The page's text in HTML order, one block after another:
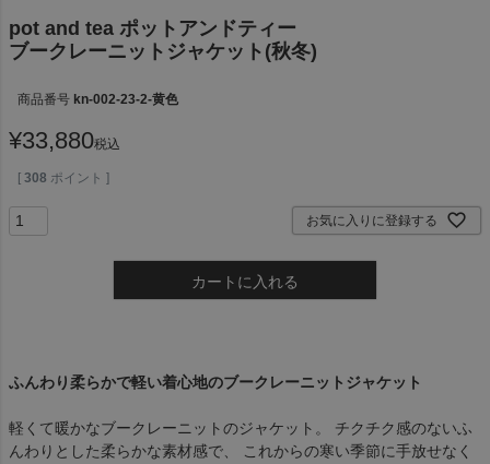
pot and tea ポットアンドティー
ブークレーニットジャケット(秋冬)
商品番号 kn-002-23-2-黄色
¥33,880税込
[ 308 ポイント ]
お気に入りに登録する
カートに入れる
ふんわり柔らかで軽い着心地のブークレーニットジャケット
軽くて暖かなブークレーニットのジャケット。 チクチク感のないふ
んわりとした柔らかな素材感で、 これからの寒い季節に手放せなく